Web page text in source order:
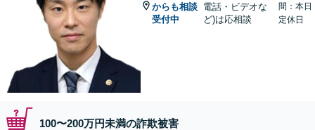
からも相談
受付中
電話・ビデオな
ど)は応相談
間：本日
定休日
100〜200万円未満の詐欺被害